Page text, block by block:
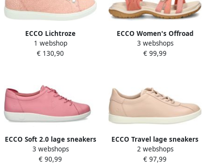
ECCO Lichtroze
Veterschoenen Soft
1 webshop
€ 130,90
ECCO Women's Offroad
Roam Sandalen roze
3 webshops
€ 99,99
ECCO Soft 2.0 lage sneakers
3 webshops
€ 90,99
ECCO Travel lage sneakers
2 webshops
€ 97,99